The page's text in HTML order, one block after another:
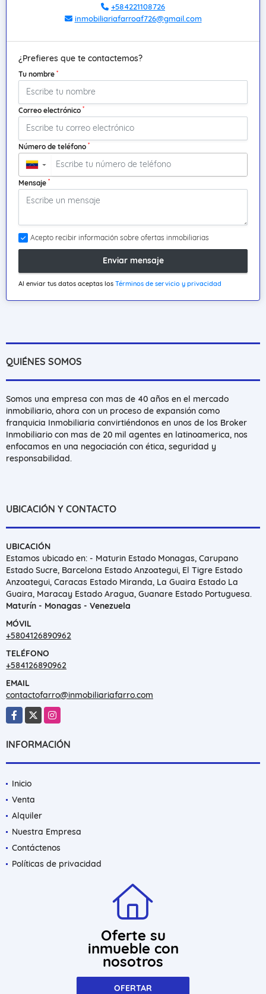
+584221108726
inmobiliariafarroaf726@gmail.com
¿Prefieres que te contactemos?
Tu nombre *
Correo electrónico *
Número de teléfono *
▼
Mensaje *
Acepto recibir información sobre ofertas inmobiliarias
Enviar mensaje
Al enviar tus datos aceptas los Términos de servicio y privacidad
QUIÉNES SOMOS
Somos una empresa con mas de 40 años en el mercado
inmobiliario, ahora con un proceso de expansión como
franquicia Inmobiliaria convirtiéndonos en unos de los Broker
Inmobiliario con mas de 20 mil agentes en latinoamerica, nos
enfocamos en una negociación con ética, seguridad y
responsabilidad.
UBICACIÓN Y CONTACTO
UBICACIÓN
Estamos ubicado en: - Maturin Estado Monagas, Carupano
Estado Sucre, Barcelona Estado Anzoategui, El Tigre Estado
Anzoategui, Caracas Estado Miranda, La Guaira Estado La
Guaira, Maracay Estado Aragua, Guanare Estado Portuguesa.
Maturín - Monagas - Venezuela
MÓVIL
+5804126890962
TELÉFONO
+584126890962
EMAIL
contactofarro@inmobiliariafarro.com
Facebook
X Instagram
INFORMACIÓN
Inicio
Venta
Alquiler
Nuestra Empresa
Contáctenos
Políticas de privacidad
Oferte su
inmueble con
nosotros
OFERTAR